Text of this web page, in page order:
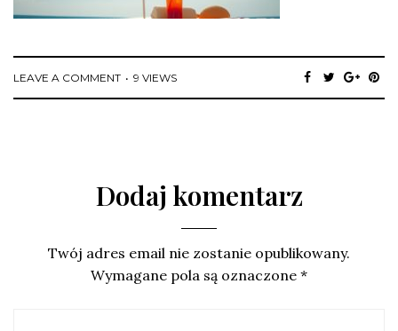
LEAVE A COMMENT 9 VIEWS
Dodaj komentarz
Twój adres email nie zostanie opublikowany.
Wymagane pola są oznaczone *